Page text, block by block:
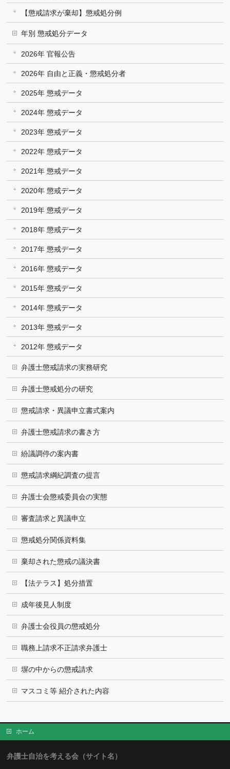
【懲戒請求が棄却】懲戒処分例
年別 懲戒処分データ
2026年 官報公告
2026年 自由と正義・懲戒処分者
2025年 懲戒データ
2024年 懲戒データ
2023年 懲戒データ
2022年 懲戒データ
2021年 懲戒データ
2020年 懲戒データ
2019年 懲戒データ
2018年 懲戒データ
2017年 懲戒データ
2016年 懲戒データ
2015年 懲戒データ
2014年 懲戒データ
2013年 懲戒データ
2012年 懲戒データ
弁護士懲戒請求の実務研究
弁護士懲戒処分の研究
懲戒請求・異議申立書式案内
弁護士懲戒請求の書き方
紛議調停の案内書
懲戒請求綱紀調査の提言
弁護士会懲戒委員会の実態
審査請求と異議申立
懲戒処分関係資料集
棄却された懲戒の議決書
【法テラス】処分措置
成年後見人制度
弁護士会役員の懲戒処分
職務上請求不正請求弁護士
塀の中からの懲戒請求
マスコミ等 紹介された内容
ホーム
弁護士自治を考える会（サイト名）